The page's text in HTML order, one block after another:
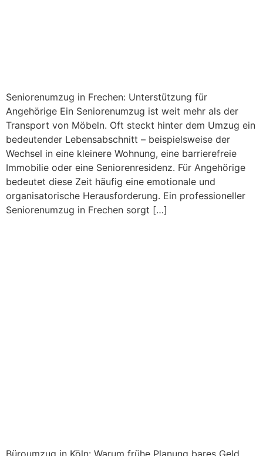
Seniorenumzug in Frechen: Unterstützung für
Angehörige Ein Seniorenumzug ist weit mehr als der
Transport von Möbeln. Oft steckt hinter dem Umzug ein
bedeutender Lebensabschnitt – beispielsweise der
Wechsel in eine kleinere Wohnung, eine barrierefreie
Immobilie oder eine Seniorenresidenz. Für Angehörige
bedeutet diese Zeit häufig eine emotionale und
organisatorische Herausforderung. Ein professioneller
Seniorenumzug in Frechen sorgt […]